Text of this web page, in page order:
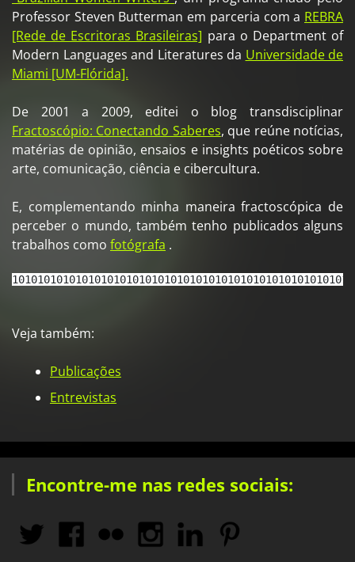
Professor Steven Butterman em parceria com a REBRA
[Rede de Escritoras Brasileiras] para o Department of
Modern Languages and Literatures da Universidade de
Miami [UM-Flórida].
De 2001 a 2009, editei o blog transdisciplinar
Fractoscópio: Conectando Saberes, que reúne notícias,
matérias de opinião, ensaios e insights poéticos sobre
arte, comunicação, ciência e cibercultura.
E, complementando minha maneira fractoscópica de
perceber o mundo, também tenho publicados alguns
trabalhos como fotógrafa .
Veja também:
Publicações
Entrevistas
Encontre-me nas redes sociais: